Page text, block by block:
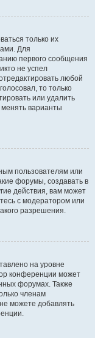
только их
Для
первого сообщения
не успел
любой
то только
или удалить
варианты
пользователям или
форумы, создавать в
действия, вам может
с модератором или
разрешения.
на уровне
конференции может
форумах. Также
членам
можете добавлять